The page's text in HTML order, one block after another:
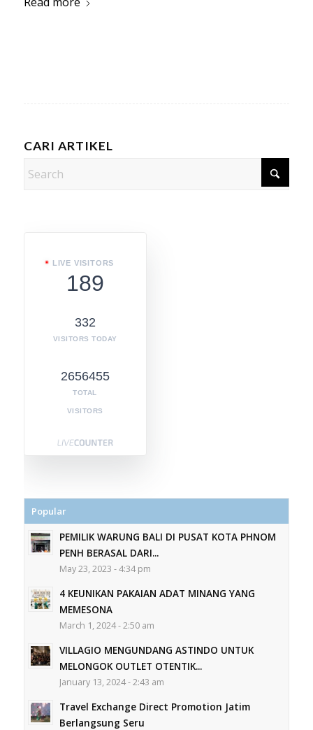
CARI ARTIKEL
LIVE VISITORS
189
332
VISITORS TODAY
2656455
TOTAL
VISITORS
Popular
PEMILIK WARUNG BALI DI PUSAT KOTA PHNOM
PENH BERASAL DARI...
May 23, 2023 - 4:34 pm
4 KEUNIKAN PAKAIAN ADAT MINANG YANG
MEMESONA
March 1, 2024 - 2:50 am
VILLAGIO MENGUNDANG ASTINDO UNTUK
MELONGOK OUTLET OTENTIK...
January 13, 2024 - 2:43 am
Travel Exchange Direct Promotion Jatim
Berlangsung Seru